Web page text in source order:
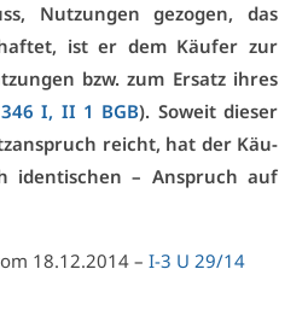
Nut­zun­gen ge­zo­gen, das
ist er dem Käu­fer zur
bzw. zum Er­satz ih­res
I, II 1 BGB). So­weit die­ser
reicht, hat der Käu­
iden­ti­schen – An­spruch auf
18.12.2014 – I-3 U 29/14